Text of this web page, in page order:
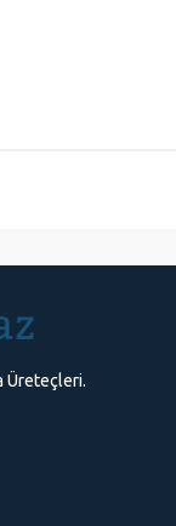
Üreteçleri.